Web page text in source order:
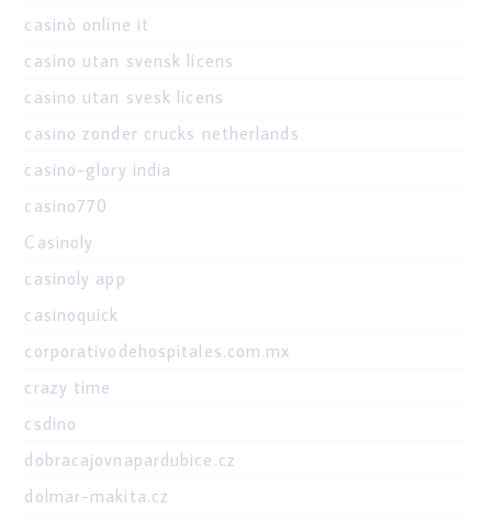
casinò online it
casino utan svensk licens
casino utan svesk licens
casino zonder crucks netherlands
casino-glory india
casino770
Casinoly
casinoly app
casinoquick
corporativodehospitales.com.mx
crazy time
csdino
dobracajovnapardubice.cz
dolmar-makita.cz